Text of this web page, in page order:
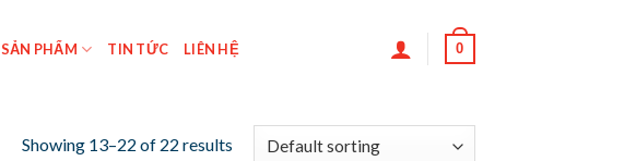
SẢN PHẨM TIN TỨC LIÊN HỆ 0
Showing 13–22 of 22 results